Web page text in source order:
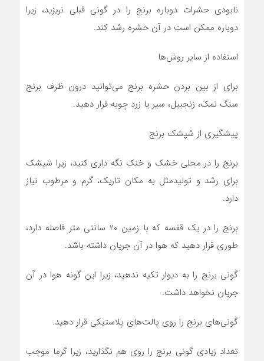
نابودی حشرات دوباره برنج را در گونی قبلی نریزید، زیرا
دوباره ممکن است در آن حشره رشد کند.
استفاده از سایر روش‌ها
برای از بین بردن حشره برنج می‌توانید درون ظرف برنج
سنگ نمک، زنجبیل، سیر یا زرد چوبه قرار دهید.
پیشگیری از شپشک برنج
برنج را در محلی خشک و خنک نگه داری کنید، زیرا شپشک
برای رشد و تولیدمثل به مکان تاریک، گرم و مرطوب نیاز
دارد.
برنج را در یک قفسه که با زمین ۲۰ سانتی متر فاصله دارد،
طوری قرار دهید که هوا در آن جریان داشته باشد.
گونی برنج را به دیوار تکیه ندهید، زیرا این گونه هوا در آن
جریان نخواهد داشت.
گونی‌های برنج را روی پالت‌های پلاستیکی قرار دهید.
تعداد زیادی گونی برنج را روی هم نگذارید، زیرا گرما موجب